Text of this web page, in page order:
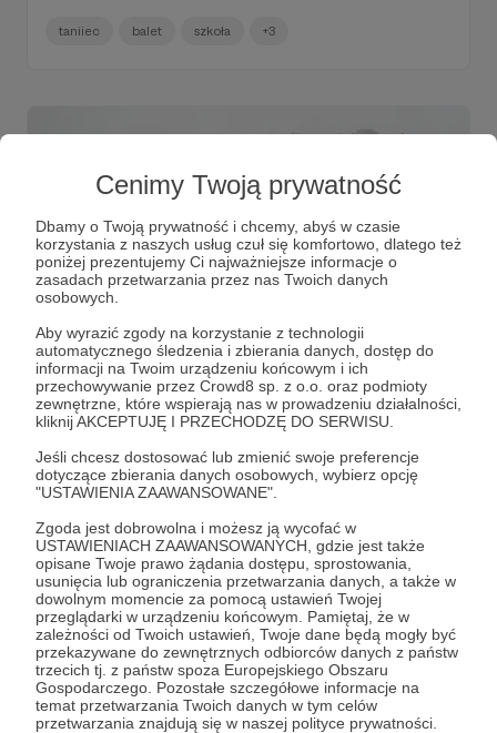
Cenimy Twoją prywatność
Dbamy o Twoją prywatność i chcemy, abyś w czasie
korzystania z naszych usług czuł się komfortowo, dlatego też
poniżej prezentujemy Ci najważniejsze informacje o
zasadach przetwarzania przez nas Twoich danych
osobowych.
Aby wyrazić zgody na korzystanie z technologii
automatycznego śledzenia i zbierania danych, dostęp do
informacji na Twoim urządzeniu końcowym i ich
przechowywanie przez Crowd8 sp. z o.o. oraz podmioty
zewnętrzne, które wspierają nas w prowadzeniu działalności,
kliknij AKCEPTUJĘ I PRZECHODZĘ DO SERWISU.
Jeśli chcesz dostosować lub zmienić swoje preferencje
dotyczące zbierania danych osobowych, wybierz opcję
"USTAWIENIA ZAAWANSOWANE".
Zgoda jest dobrowolna i możesz ją wycofać w
USTAWIENIACH ZAAWANSOWANYCH, gdzie jest także
opisane Twoje prawo żądania dostępu, sprostowania,
usunięcia lub ograniczenia przetwarzania danych, a także w
dowolnym momencie za pomocą ustawień Twojej
przeglądarki w urządzeniu końcowym. Pamiętaj, że w
zależności od Twoich ustawień, Twoje dane będą mogły być
przekazywane do zewnętrznych odbiorców danych z państw
trzecich tj. z państw spoza Europejskiego Obszaru
Gospodarczego. Pozostałe szczegółowe informacje na
temat przetwarzania Twoich danych w tym celów
przetwarzania znajdują się w naszej polityce prywatności.
taniiec balet szkoła +3
29.11.2024 Brak komentarzy
Nasza szkoła baletowa i ognisko to
doskonały wybór dla rodziców, którzy
pragną, aby ich dziecko rozwijało pasję do
baletu w środowisku całkowicie oddanym
tej sztuce
Nasza szkoła baletowa i ognisko to doskonały wybór dla
rodziców, którzy pragną, aby ich dziecko rozwijało pasję
do baletu w środowisku całkowicie oddanym tej sztuce.
balet baletnice taniec +7